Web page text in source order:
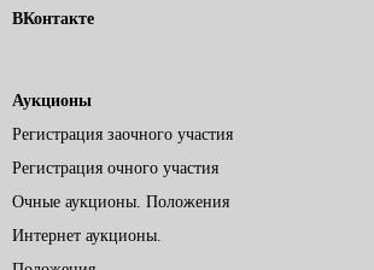
ВКонтакте
Аукционы
Регистрация заочного участия
Регистрация очного участия
Очные аукционы. Положения
Интернет аукционы.